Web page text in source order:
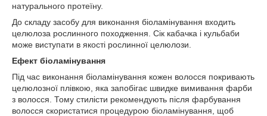
натурального протеїну.
До складу засобу для виконання біоламінування входить
целюлоза рослинного походження. Сік кабачка і кульбаби
може виступати в якості рослинної целюлози.
Ефект біоламінування
Під час виконання біоламінування кожен волосся покривають
целюлозної плівкою, яка запобігає швидке вимивання фарби
з волосся. Тому стилісти рекомендують після фарбування
волосся скористатися процедурою біоламінування, щоб